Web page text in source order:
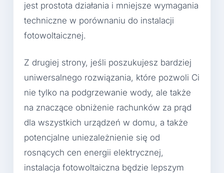
jest prostota działania i mniejsze wymagania
techniczne w porównaniu do instalacji
fotowoltaicznej.
Z drugiej strony, jeśli poszukujesz bardziej
uniwersalnego rozwiązania, które pozwoli Ci
nie tylko na podgrzewanie wody, ale także
na znaczące obniżenie rachunków za prąd
dla wszystkich urządzeń w domu, a także
potencjalne uniezależnienie się od
rosnących cen energii elektrycznej,
instalacja fotowoltaiczna będzie lepszym